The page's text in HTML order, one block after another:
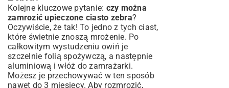
Kolejne kluczowe pytanie: czy można
zamrozić upieczone ciasto zebra?
Oczywiście, że tak! To jedno z tych ciast,
które świetnie znoszą mrożenie. Po
całkowitym wystudzeniu owiń je
szczelnie folią spożywczą, a następnie
aluminiową i włóż do zamrażarki.
Możesz je przechowywać w ten sposób
nawet do 3 miesięcy. Aby rozmrozić,